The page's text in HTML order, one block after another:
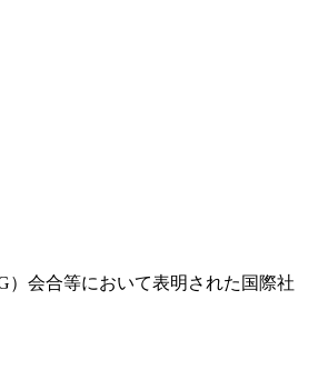
）会合等において表明された国際社